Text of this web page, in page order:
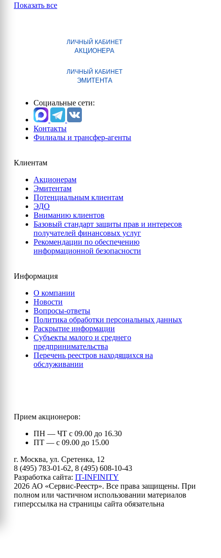
Показать все
ЛИЧНЫЙ КАБИНЕТ
АКЦИОНЕРА
ЛИЧНЫЙ КАБИНЕТ
ЭМИТЕНТА
Социальные сети:
Контакты
Филиалы и трансфер-агенты
Клиентам
Акционерам
Эмитентам
Потенциальным клиентам
ЭДО
Вниманию клиентов
Базовый стандарт защиты прав и интересов
получателей финансовых услуг
Рекомендации по обеспечению
информационной безопасности
Информация
О компании
Новости
Вопросы-ответы
Политика обработки персональных данных
Раскрытие информации
Субъекты малого и среднего
предпринимательства
Перечень реестров находящихся на
обслуживании
Прием акционеров:
ПН — ЧТ с 09.00 до 16.30
ПТ — с 09.00 до 15.00
г. Москва, ул. Сретенка, 12
8 (495) 783-01-62, 8 (495) 608-10-43
Разработка сайта: IT-INFINITY
2026 АО «Сервис-Реестр». Все права защищены. При
полном или частичном использовании материалов
гиперссылка на страницы сайта обязательна